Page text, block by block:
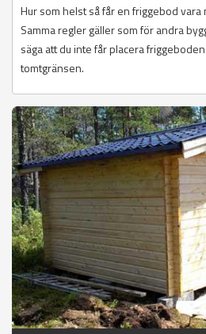
Hur som helst så får en friggebod vara
Samma regler gäller som för andra
säga att du inte får placera
tomtgränsen.